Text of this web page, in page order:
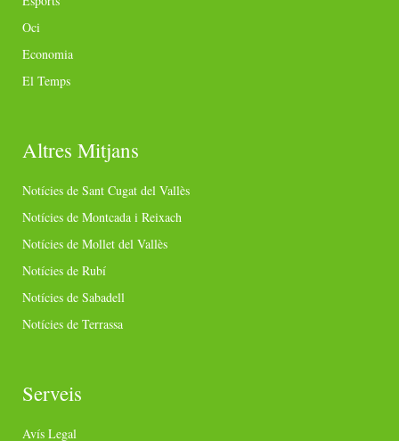
Oci
Economia
El Temps
Altres Mitjans
Notícies de Sant Cugat del Vallès
Notícies de Montcada i Reixach
Notícies de Mollet del Vallès
Notícies de Rubí
Notícies de Sabadell
Notícies de Terrassa
Serveis
Avís Legal